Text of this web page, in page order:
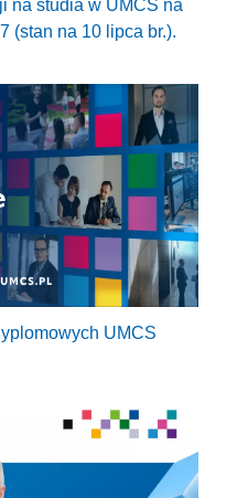
na studia w UMCS na
(stan na 10 lipca br.).
UMCS